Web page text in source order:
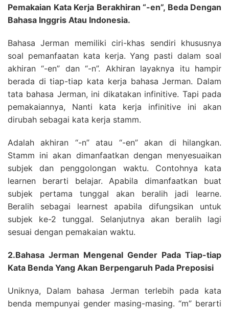
Pemakaian Kata Kerja Berakhiran “-en”, Beda Dengan
Bahasa Inggris Atau Indonesia.
Bahasa Jerman memiliki ciri-khas sendiri khususnya
soal pemanfaatan kata kerja. Yang pasti dalam soal
akhiran “-en” dan “-n”. Akhiran layaknya itu hampir
berada di tiap-tiap kata kerja bahasa Jerman. Dalam
tata bahasa Jerman, ini dikatakan infinitive. Tapi pada
pemakaiannya, Nanti kata kerja infinitive ini akan
dirubah sebagai kata kerja stamm.
Adalah akhiran “-n” atau “-en” akan di hilangkan.
Stamm ini akan dimanfaatkan dengan menyesuaikan
subjek dan penggolongan waktu. Contohnya kata
learnen berarti belajar. Apabila dimanfaatkan buat
subjek pertama tunggal akan beralih jadi learne.
Beralih sebagai learnest apabila difungsikan untuk
subjek ke-2 tunggal. Selanjutnya akan beralih lagi
sesuai dengan pemakaian waktu.
2.Bahasa Jerman Mengenal Gender Pada Tiap-tiap
Kata Benda Yang Akan Berpengaruh Pada Preposisi
Uniknya, Dalam bahasa Jerman terlebih pada kata
benda mempunyai gender masing-masing. “m” berarti